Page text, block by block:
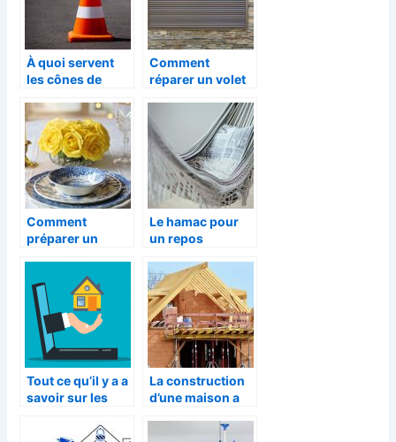
À quoi servent
les cônes de
comment en
choisir ?
Comment
réparer un volet
Comment
préparer un
Le hamac pour
un repos
paisible
Tout ce qu’il y a a
savoir sur les
dans le secteur
La construction
d’une maison a